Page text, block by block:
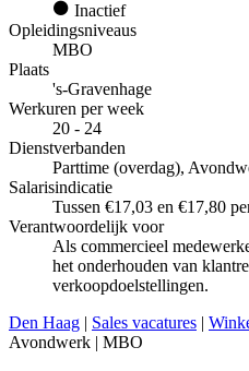
Inactief
Opleidingsniveaus
MBO
Plaats
's-Gravenhage
Werkuren per week
20 - 24
Dienstverbanden
Parttime (overdag),
Salarisindicatie
Tussen €17,03 en €17,80
Verantwoordelijk voor
Als commercieel
het onderhouden van
verkoopdoelstellingen.
Den Haag | Sales vacatures |
Avondwerk | MBO